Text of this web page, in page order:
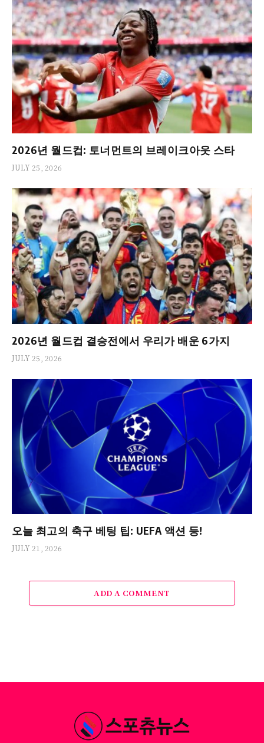
2026년 월드컵: 토너먼트의 브레이크아웃 스타
JULY 25, 2026
2026년 월드컵 결승전에서 우리가 배운 6가지
JULY 25, 2026
오늘 최고의 축구 베팅 팁: UEFA 액션 등!
JULY 21, 2026
ADD A COMMENT